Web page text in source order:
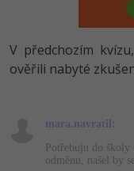
HTML5,
SQL a
UML a
PHP
JavaScript
HTML /
Vývojář
Tester
-80%
JavaScript
C++ -80%
Swift -80%
V předchozím kvízu,
ověřili nabyté
mara.navratil :
Potřebuju do
odměnu, našel by